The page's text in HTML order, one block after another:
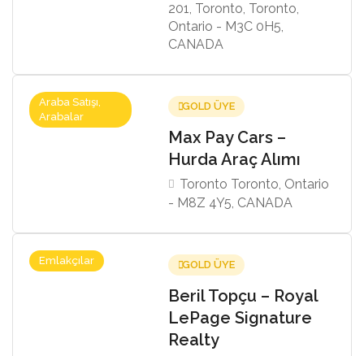
201, Toronto, Toronto,
Ontario - M3C 0H5,
CANADA
Araba Satışı,
Arabalar
GOLD ÜYE
Max Pay Cars –
Hurda Araç Alımı
Toronto Toronto, Ontario
- M8Z 4Y5, CANADA
Emlakçılar GOLD ÜYE
Beril Topçu – Royal
LePage Signature
Realty